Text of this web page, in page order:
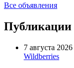
Все объявления
Публикации
7 августа 2026
Wildberries